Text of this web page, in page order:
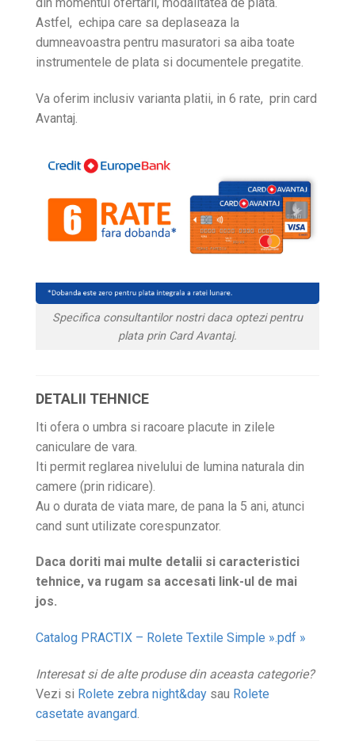
Astfel, echipa care sa deplaseaza la
dumneavoastra pentru masuratori sa aiba toate
instrumentele de plata si documentele pregatite.
Va oferim inclusiv varianta platii, in 6 rate, prin card
Avantaj.
Specifica consultantilor nostri daca optezi pentru
plata prin Card Avantaj.
DETALII TEHNICE
Iti ofera o umbra si racoare placute in zilele
caniculare de vara.
Iti permit reglarea nivelului de lumina naturala din
camere (prin ridicare).
Au o durata de viata mare, de pana la 5 ani, atunci
cand sunt utilizate corespunzator.
Daca doriti mai multe detalii si caracteristici
tehnice, va rugam sa accesati link-ul de mai
jos.
Catalog PRACTIX – Rolete Textile Simple ».pdf »
Interesat si de alte produse din aceasta categorie?
Vezi si Rolete zebra night&day sau Rolete
casetate avangard.